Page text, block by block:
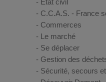
Etat civil
C.C.A.S. - France
Commerces
Le marché
Se déplacer
Gestion des
Sécurité, secours